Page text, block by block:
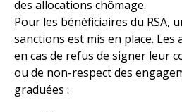
des allocations chômage.
Pour les bénéficiaires du RSA,
sanctions est mis en place.
en cas de refus de signer leur
ou de non-respect des
graduées :